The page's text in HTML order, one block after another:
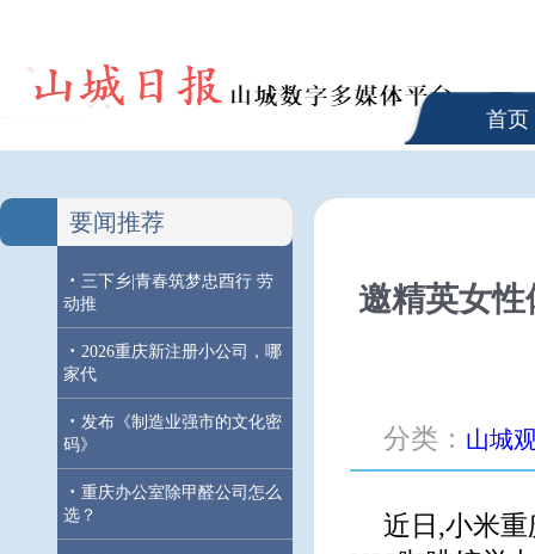
首页
要闻推荐
· 三下乡|青春筑梦忠酉行 劳
动推
· 2026重庆新注册小公司，哪
家代
· 发布《制造业强市的文化密
码》
· 重庆办公室除甲醛公司怎么
选？
邀精英女
分类： 山城
近日,小米